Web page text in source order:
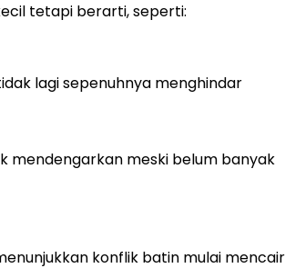
tetapi berarti, seperti:
lagi sepenuhnya menghindar
mendengarkan meski belum banyak
konflik batin mulai mencair